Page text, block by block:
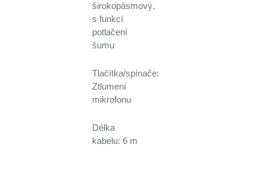
širokopásmový,
s funkcí
potlačení
šumu
Tlačítka/spínače:
Ztlumení
mikrofonu
Délka
kabelu: 6 m